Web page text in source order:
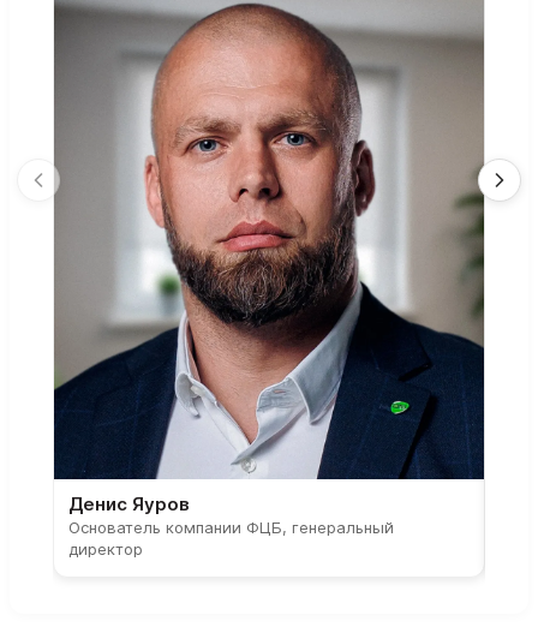
Денис Яуров
Основатель компании ФЦБ, генеральный
директор